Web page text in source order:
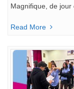
Magnifique, de
Read More